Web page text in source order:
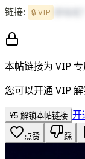
链接: 🔒 VIP
本帖链接为 VIP
您可以开通 VIP
¥5 解锁本帖链接 开
点赞 踩